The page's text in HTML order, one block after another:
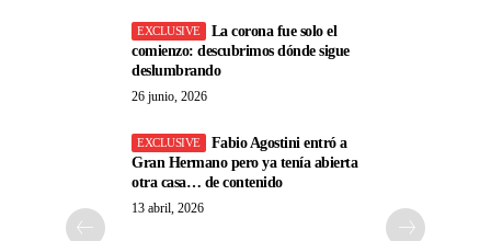
La corona fue solo el
comienzo: descubrimos dónde sigue
deslumbrando
26 junio, 2026
Fabio Agostini entró a
Gran Hermano pero ya tenía abierta
otra casa… de contenido
13 abril, 2026